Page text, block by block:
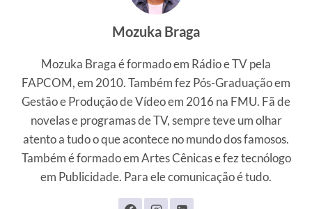
Mozuka Braga
Mozuka Braga é formado em Rádio e TV pela
FAPCOM, em 2010. Também fez Pós-Graduação em
Gestão e Produção de Vídeo em 2016 na FMU. Fã de
novelas e programas de TV, sempre teve um olhar
atento a tudo o que acontece no mundo dos famosos.
Também é formado em Artes Cênicas e fez tecnólogo
em Publicidade. Para ele comunicação é tudo.